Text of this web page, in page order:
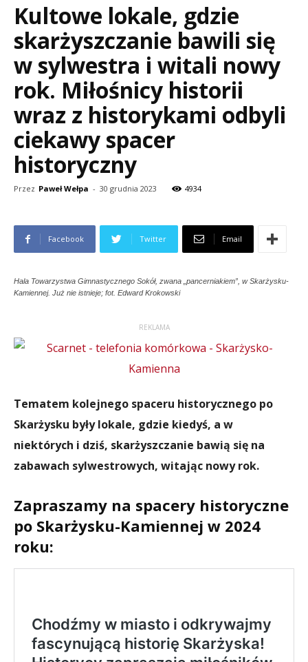
Kultowe lokale, gdzie
skarżyszczanie bawili się
w sylwestra i witali nowy
rok. Miłośnicy historii
wraz z historykami odbyli
ciekawy spacer
historyczny
Przez Paweł Wełpa - 30 grudnia 2023 4934
Facebook Twitter Email
Hala Towarzystwa Gimnastycznego Sokół, zwana „pancerniakiem”, w Skarżysku-
Kamiennej. Już nie istnieje; fot. Edward Krokowski
REKLAMA
Tematem kolejnego spaceru historycznego po
Skarżysku były lokale, gdzie kiedyś, a w
niektórych i dziś, skarżyszczanie bawią się na
zabawach sylwestrowych, witając nowy rok.
Zapraszamy na spacery historyczne
po Skarżysku-Kamiennej w 2024
roku: